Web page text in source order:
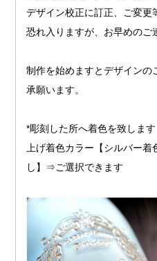
デザイン校正に訂正、ご変更
恐れ入りますが、お早めのご
制作を始めますとデザインの
承願います。
*彫刻した所へ着色を致しま
上げ着色カラー【シルバー着
し】⇒ご選択できます